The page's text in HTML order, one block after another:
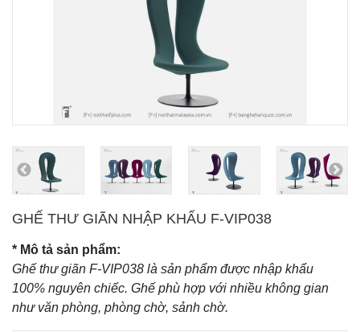
GHẾ THƯ GIÃN NHẬP KHẨU F-VIP038
* Mô tả sản phẩm:
Ghế thư giãn F-VIP038 là sản phẩm được nhập khẩu
100% nguyên chiếc. Ghế phù hợp với nhiều không gian
như văn phòng, phòng chờ, sảnh chờ.